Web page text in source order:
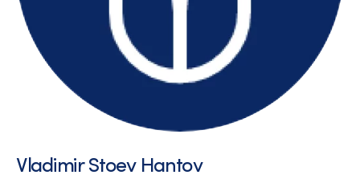
Vladimir Stoev Hantov